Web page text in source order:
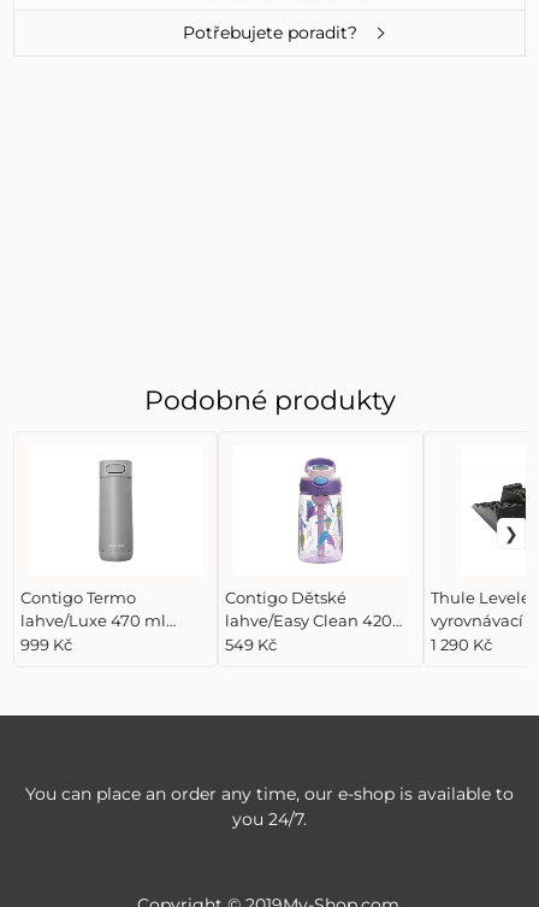
Potřebujete poradit?
Podobné produkty
Contigo Termo
lahve/Luxe 470 ml
Stainless Steel, stříbrná
999 Kč
Contigo Dětské
lahve/Easy Clean 420
ml Strawberry Shakes,
549 Kč
Thule
vyrovnávací
1 290 Kč
You can place an order any time, our e-shop is available to
you 24/7.